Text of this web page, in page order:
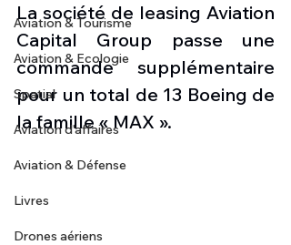
Aviation & Tourisme
Aviation & Ecologie
Spatial
Aviation d'affaires
Aviation & Défense
Livres
Drones aériens
La société de leasing Aviation
Capital Group passe une
commande supplémentaire
pour un total de 13 Boeing de
la famille « MAX ».